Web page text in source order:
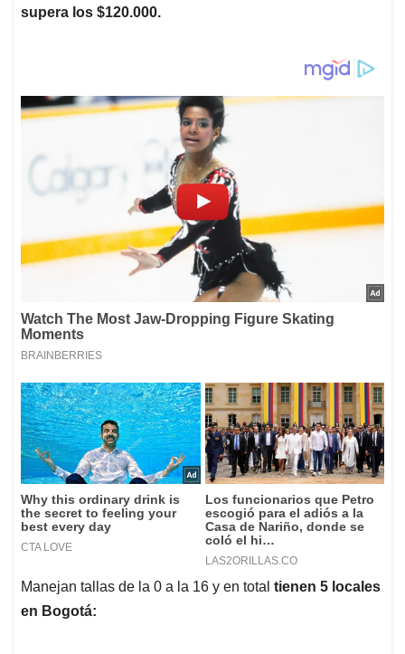
supera los $120.000.
Manejan tallas de la 0 a la 16 y en total tienen 5 locales
en Bogotá: